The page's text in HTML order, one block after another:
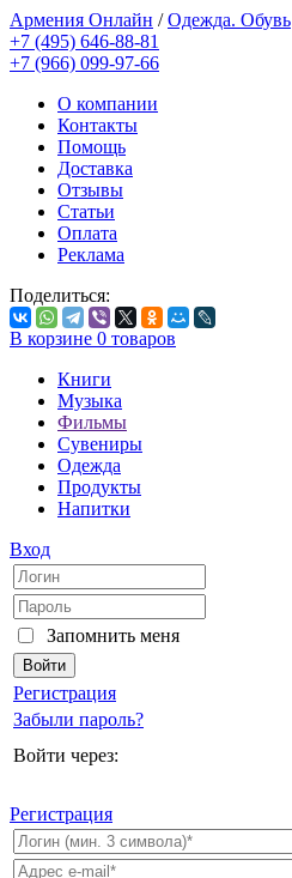
Армения Онлайн /Одежда. Обувь
+7 (495) 646-88-81
+7 (966) 099-97-66
О компании
Контакты
Помощь
Доставка
Отзывы
Статьи
Оплата
Реклама
Поделиться:
В корзине 0 товаров
Книги
Музыка
Фильмы
Сувениры
Одежда
Продукты
Напитки
Вход
Запомнить меня
Регистрация
Забыли пароль?
Войти через:
Регистрация